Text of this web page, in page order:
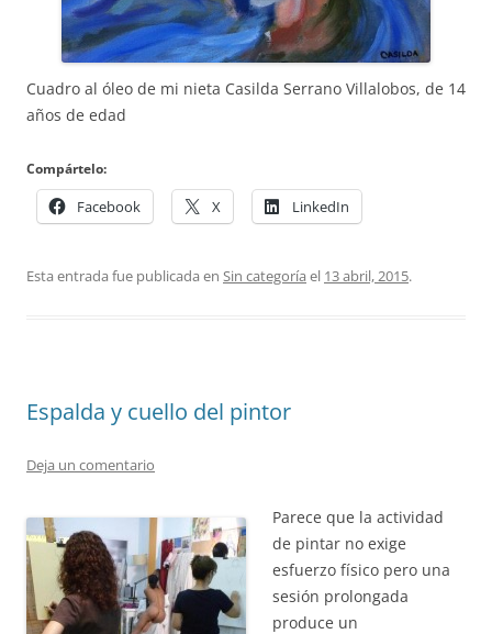
Cuadro al óleo de mi nieta Casilda Serrano Villalobos, de 14
años de edad
Compártelo:
Facebook X LinkedIn
Esta entrada fue publicada en Sin categoría el 13 abril, 2015.
Espalda y cuello del pintor
Deja un comentario
Parece que la actividad
de pintar no exige
esfuerzo físico pero una
sesión prolongada
produce un